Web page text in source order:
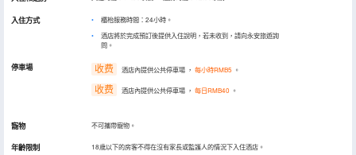
入住方式
櫃枱服務時間：24小時。
酒店將於完成預訂後提供入住說明，若未收到，請向永安旅遊詢
問。
停車場 收费 酒店內提供公共停車場 ， 每小時RMB5 。
收费 酒店內提供公共停車場 ， 每日RMB40 。
寵物 不可攜帶寵物。
年齡限制 18歲以下的房客不得在沒有家長或監護人的情況下入住酒店。